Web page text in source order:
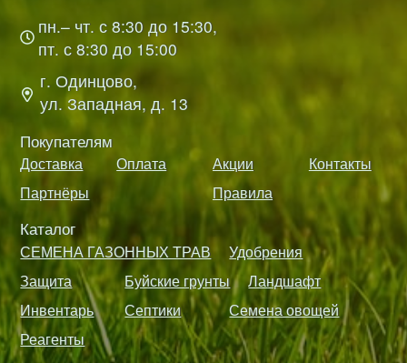
пн.– чт. с 8:30 до 15:30,
пт. с 8:30 до 15:00
г. Одинцово,
ул. Западная, д. 13
Покупателям
Доставка Оплата Акции
Контакты
Партнёры
Правила
Каталог
СЕМЕНА ГАЗОННЫХ ТРАВ
Удобрения
Защита
Буйские грунты
Ландшафт
Инвентарь
Септики
Семена овощей
Реагенты